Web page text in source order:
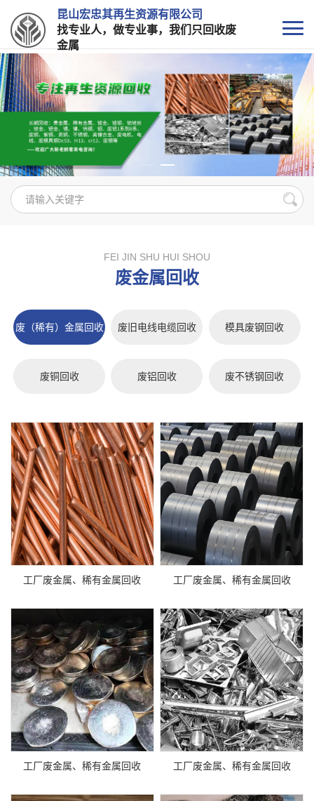
昆山宏忠其再生资源有限公司
找专业人，做专业事，我们只回收废
金属
FEI JIN SHU HUI SHOU
废金属回收
废（稀有）金属回收 废旧电线电缆回收 模具废钢回收
废铜回收 废铝回收 废不锈钢回收
工厂废金属、稀有金属回收 工厂废金属、稀有金属回收
工厂废金属、稀有金属回收 工厂废金属、稀有金属回收